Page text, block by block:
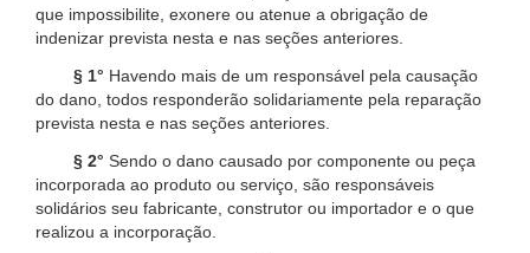
que impossibilite, exonere ou atenue a obrigação de
indenizar prevista nesta e nas seções anteriores.
§ 1° Havendo mais de um responsável pela causação
do dano, todos responderão solidariamente pela reparação
prevista nesta e nas seções anteriores.
§ 2° Sendo o dano causado por componente ou peça
incorporada ao produto ou serviço, são responsáveis
solidários seu fabricante, construtor ou importador e o que
realizou a incorporação.